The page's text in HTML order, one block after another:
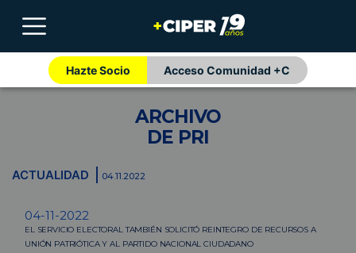
Hazte Socio Acceso Comunidad +C
ARCHIVO
DE PRI
ACTUALIDAD 04.11.2022
04-11-2022
EL SERVICIO ELECTORAL TAMBIÉN SOLICITÓ REINTEGRO DE RECURSOS A
UNIÓN PATRIÓTICA Y AL PARTIDO NACIONAL CIUDADANO